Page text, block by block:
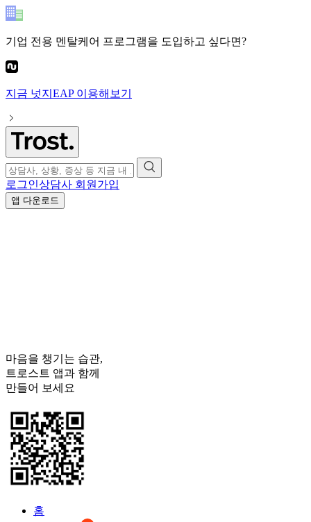
기업 전용 멘탈케어 프로그램을 도입하고 싶다면?
지금 넛지EAP이용해보기
로그인상담사 회원가입
앱 다운로드
마음을 챙기는 습관,
트로스트 앱과 함께
만들어 보세요
홈